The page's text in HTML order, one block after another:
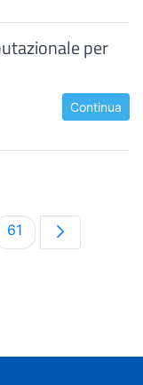
per
Continua
intermedie Use
Pagina
61